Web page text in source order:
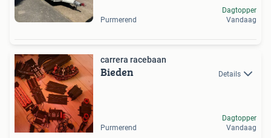
Purmerend
Dagtopper
Vandaag
carrera racebaan
Bieden Details
Purmerend
Dagtopper
Vandaag